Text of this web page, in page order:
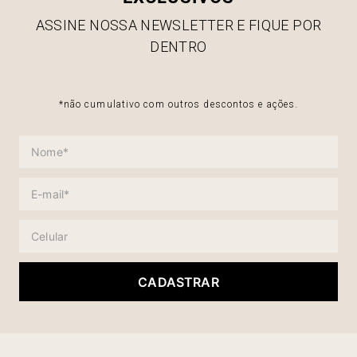
ASSINE NOSSA NEWSLETTER E FIQUE POR
DENTRO
*não cumulativo com outros descontos e ações.
CADASTRAR